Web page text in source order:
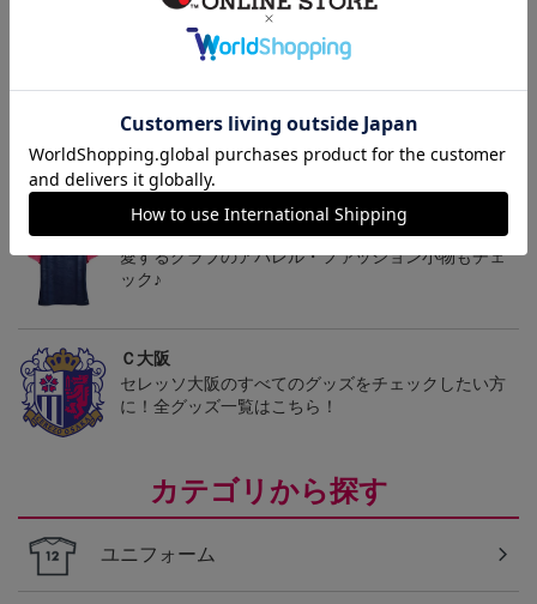
トピックス
Ｃ大阪
愛するクラブのアパレル・ファッション小物もチェ
ック♪
Ｃ大阪
セレッソ大阪のすべてのグッズをチェックしたい方
に！全グッズ一覧はこちら！
カテゴリから探す
ユニフォーム